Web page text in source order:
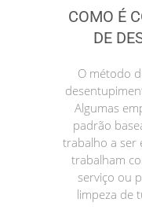
COMO É
DE
O método
Algumas
padrão
trabalho a ser
trabalham
serviço ou
limpeza de